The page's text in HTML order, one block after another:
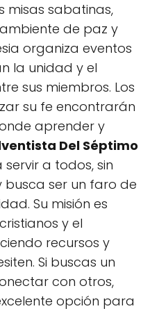
misas sabatinas,
de paz y
organiza eventos
la unidad y el
sus miembros. Los
su fe encontrarán
aprender y
Del Séptimo
a todos, sin
ser un faro de
Su misión es
y el
recursos y
Si buscas un
con otros,
opción para